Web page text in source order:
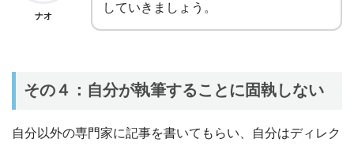
ナオ
していきましょう。
その４：自分が執筆することに固執しない
自分以外の専門家に記事を書いてもらい、自分はディレク